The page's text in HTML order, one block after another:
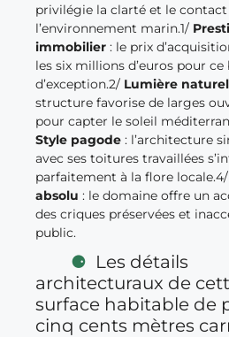
privilégie la clarté et le
l’environnement marin.1/
immobilier : le prix
les six millions d’euros pour ce
d’exception.2/ Lumière
structure favorise de larges
pour capter le soleil
Style pagode : l’architecture
avec ses toitures travaillées
parfaitement à la flore locale.4/
absolu : le domaine offre un
des criques préservées et
public.
Les détails
architecturaux de
surface habitable de
cinq cents mètres